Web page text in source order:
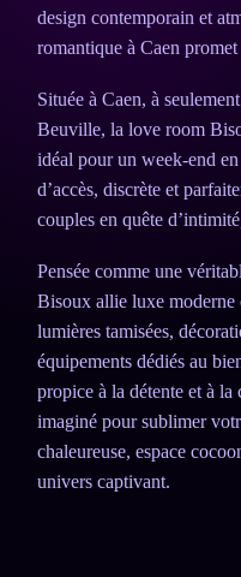
design contemporain et
romantique à Caen
Située à Caen, à
Beuville, la love room
idéal pour un week-end
d’accès, discrète et
couples en quête
Pensée comme une
Bisoux allie luxe moderne
lumières tamisées,
équipements dédiés au
propice à la détente et à
imaginé pour sublimer
chaleureuse, espace
univers captivant.